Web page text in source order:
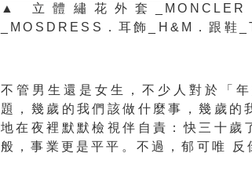
▲ 立體繡花外套
_MOSDRESS．耳飾_H&M．跟鞋
不管男生還是女生，不少人對於「
題，幾歲的我們該做什麼事，幾歲的
地在夜裡默默檢視伴自責：快三十歲
般，事業更是平平。不過，郁可唯 反